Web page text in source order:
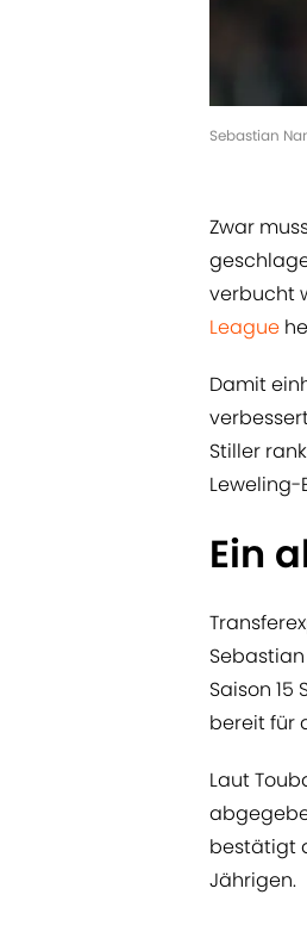
Sebastian
Zwar
verbucht
League
Damit
Stiller
Ein
Saison
bereit für
Laut
bestätigt
Jährigen.